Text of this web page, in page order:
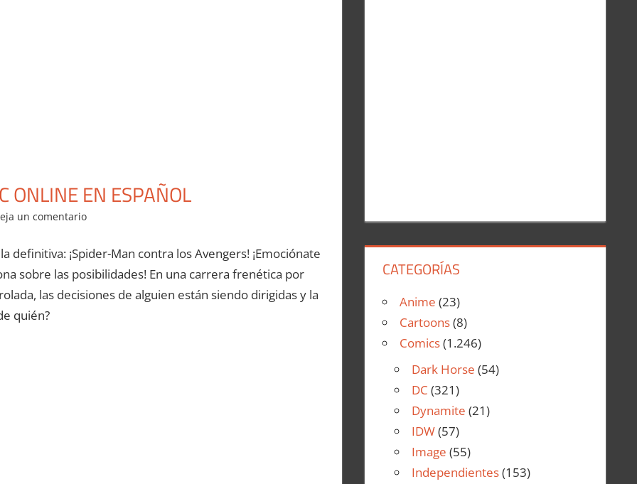
ONLINE EN ESPAÑOL
un comentario
¡Spider-Man contra los Avengers! ¡Emociónate
sobre las posibilidades! En una carrera frenética por
las decisiones de alguien están siendo dirigidas y la
quién?
CATEGORÍAS
Anime (23)
Cartoons(8)
Comics(1.246)
Dark Horse (54)
DC (321)
Dynamite (21)
IDW(57)
Image (55)
Independientes(153)